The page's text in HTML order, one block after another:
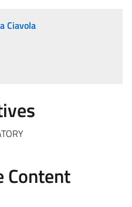
Ciavola
Content